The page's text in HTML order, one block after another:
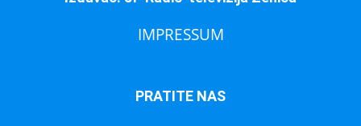
IMPRESSUM
PRATITE NAS